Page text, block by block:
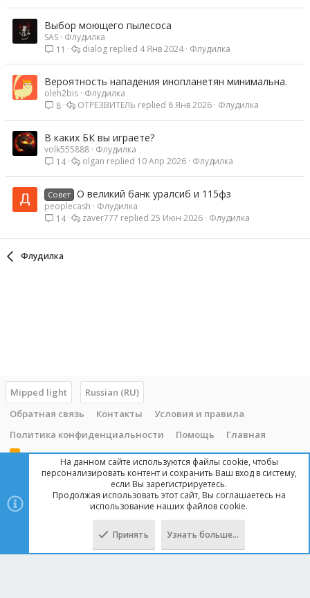
Выбор моющего пылесоса
SAS Флудилка
11
Флудилка
4 Янв 2024
dialog
Вероятность нападения инопланетян минимальна.
oleh2bis Флудилка
8
Флудилка
8 Янв 2026
ОТРЕЗВИТЕЛЬ
В каких БК вы играете?
volk555888 Флудилка
14
Флудилка
10 Апр 2026
olgan
Совет О великий банк уралсиб и 115фз
peoplecash
Флудилка
14
Флудилка
25 Июн 2026
zaver777
Флудилка
Mipped light
Russian (RU)
Обратная связь
Контакты
Условия и правила
Политика конфиденциальности
Помощь Главная
R
Copyright © 2014 - 2025, mipped.com. Все права защищены. При
копировании материала с сайта, обратная ссылка обязательна!
На данном сайте используются файлы cookie, чтобы
персонализировать контент и сохранить Ваш вход в систему,
если Вы зарегистрируетесь.
Продолжая использовать этот сайт, Вы соглашаетесь на
использование наших файлов cookie.
Принять Узнать больше…